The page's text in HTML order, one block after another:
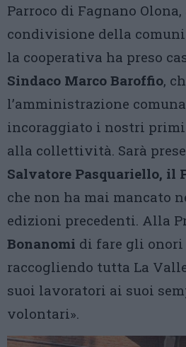
Parroco di Fagnano
condivisione della
la cooperativa ha preso
Sindaco Marco Baroffio,
l’amministrazione
incoraggiato i nostri
alla collettività. Sarà
Salvatore Pasquariello, il
che non ha mai mancato
edizioni precedenti. Alla
Bonanomi di fare gli onori
raccogliendo tutta La
suoi lavoratori ai suoi
volontari».